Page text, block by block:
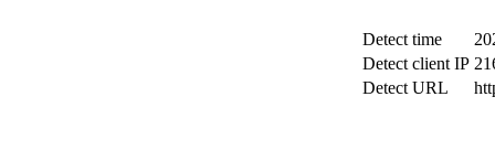
Detect time
Detect client IP
Detect URL